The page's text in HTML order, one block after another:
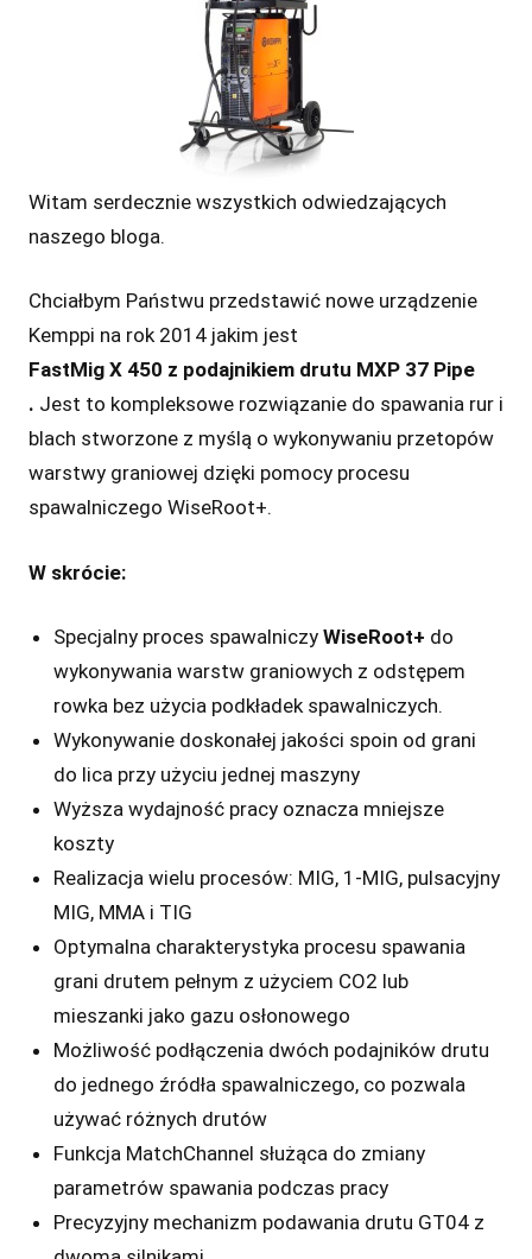
Witam serdecznie wszystkich odwiedzających
naszego bloga.
Chciałbym Państwu przedstawić nowe urządzenie
Kemppi na rok 2014 jakim jest
FastMig X 450 z podajnikiem drutu MXP 37 Pipe
. Jest to kompleksowe rozwiązanie do spawania rur i
blach stworzone z myślą o wykonywaniu przetopów
warstwy graniowej dzięki pomocy procesu
spawalniczego WiseRoot+.
W skrócie:
Specjalny proces spawalniczyWiseRoot+ do
wykonywania warstw graniowych z odstępem
rowka bez użycia podkładek spawalniczych.
Wykonywanie doskonałej jakości spoin od grani
do lica przy użyciu jednej maszyny
Wyższa wydajność pracy oznacza mniejsze
koszty
Realizacja wielu procesów: MIG, 1-MIG, pulsacyjny
MIG, MMA i TIG
Optymalna charakterystyka procesu spawania
grani drutem pełnym z użyciem CO2 lub
mieszanki jako gazu osłonowego
Możliwość podłączenia dwóch podajników drutu
do jednego źródła spawalniczego, co pozwala
używać różnych drutów
Funkcja MatchChannel służąca do zmiany
parametrów spawania podczas pracy
Precyzyjny mechanizm podawania drutu GT04 z